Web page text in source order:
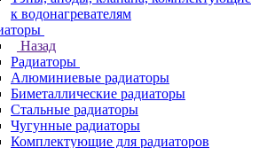
к водонагревателям
Назад
Радиаторы
Алюминиевые радиаторы
Биметаллические радиаторы
Стальные радиаторы
Чугунные радиаторы
Комплектующие для радиаторов